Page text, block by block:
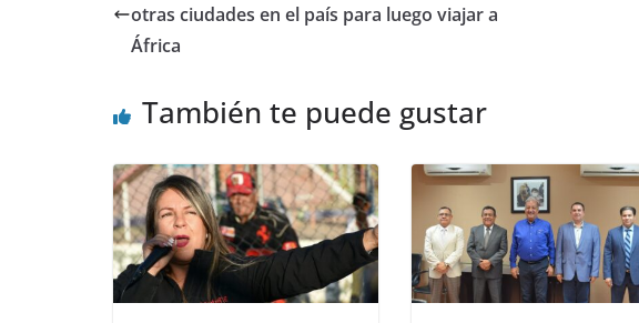
otras ciudades en el país para luego viajar a
África
También te puede gustar